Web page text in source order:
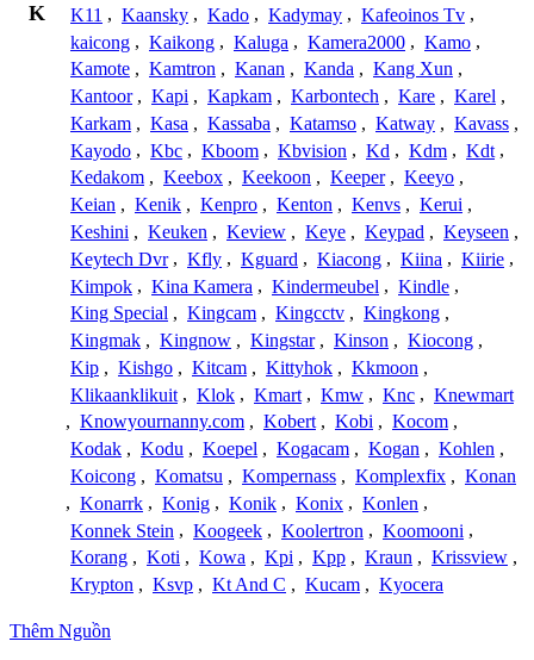
K K11 , Kaansky , Kado , Kadymay , Kafeoinos Tv ,
kaicong , Kaikong , Kaluga , Kamera2000 , Kamo ,
Kamote , Kamtron , Kanan , Kanda , Kang Xun ,
Kantoor , Kapi , Kapkam , Karbontech , Kare , Karel ,
Karkam , Kasa , Kassaba , Katamso , Katway , Kavass ,
Kayodo , Kbc , Kboom , Kbvision , Kd , Kdm , Kdt ,
Kedakom , Keebox , Keekoon , Keeper , Keeyo ,
Keian , Kenik , Kenpro , Kenton , Kenvs , Kerui ,
Keshini , Keuken , Keview , Keye , Keypad , Keyseen ,
Keytech Dvr , Kfly , Kguard , Kiacong , Kiina , Kiirie ,
Kimpok , Kina Kamera , Kindermeubel , Kindle ,
King Special , Kingcam , Kingcctv , Kingkong ,
Kingmak , Kingnow , Kingstar , Kinson , Kiocong ,
Kip , Kishgo , Kitcam , Kittyhok , Kkmoon ,
Klikaanklikuit , Klok , Kmart , Kmw , Knc , Knewmart
, Knowyournanny.com , Kobert , Kobi , Kocom ,
Kodak , Kodu , Koepel , Kogacam , Kogan , Kohlen ,
Koicong , Komatsu , Kompernass , Komplexfix , Konan
, Konarrk , Konig , Konik , Konix , Konlen ,
Konnek Stein , Koogeek , Koolertron , Koomooni ,
Korang , Koti , Kowa , Kpi , Kpp , Kraun , Krissview ,
Krypton , Ksvp , Kt And C , Kucam , Kyocera
Thêm Nguồn